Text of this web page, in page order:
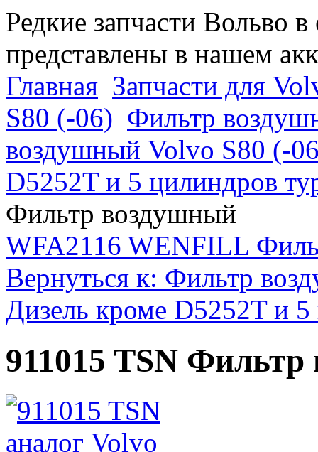
Редкие запчасти Вольво
представлены в нашем
Главная Запчасти для
S80 (-06) Фильтр
воздушный Volvo S80 (-
D5252T и 5 цилиндров
Фильтр воздушный
WFA2116 WENFILL
Вернуться к: Фильтр
Дизель кроме D5252T и
911015 TSN